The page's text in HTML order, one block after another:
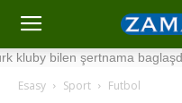
bilen şertnama baglaşdy ·
Esasy Sport Futbol